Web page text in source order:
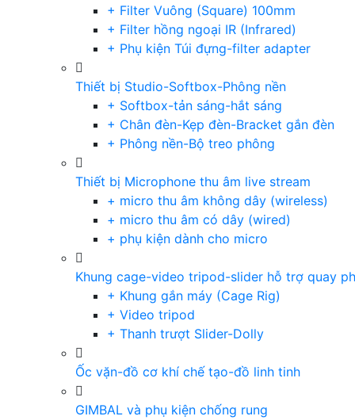
+ Filter Vuông (Square) 100mm
+ Filter hồng ngoại IR (Infrared)
+ Phụ kiện Túi đựng-filter adapter
Thiết bị Studio-Softbox-Phông nền
+ Softbox-tản sáng-hắt sáng
+ Chân đèn-Kẹp đèn-Bracket gắn đèn
+ Phông nền-Bộ treo phông
Thiết bị Microphone thu âm live stream
+ micro thu âm không dây (wireless)
+ micro thu âm có dây (wired)
+ phụ kiện dành cho micro
Khung cage-video tripod-slider hỗ trợ quay
+ Khung gắn máy (Cage Rig)
+ Video tripod
+ Thanh trượt Slider-Dolly
Ốc vặn-đồ cơ khí chế tạo-đồ linh tinh
GIMBAL và phụ kiện chống rung